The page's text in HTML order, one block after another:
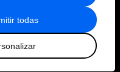
todas
de uso
Mundial